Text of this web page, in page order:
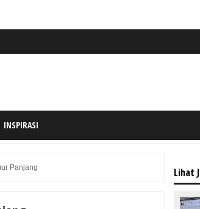
INSPIRASI
Panjang Lihat